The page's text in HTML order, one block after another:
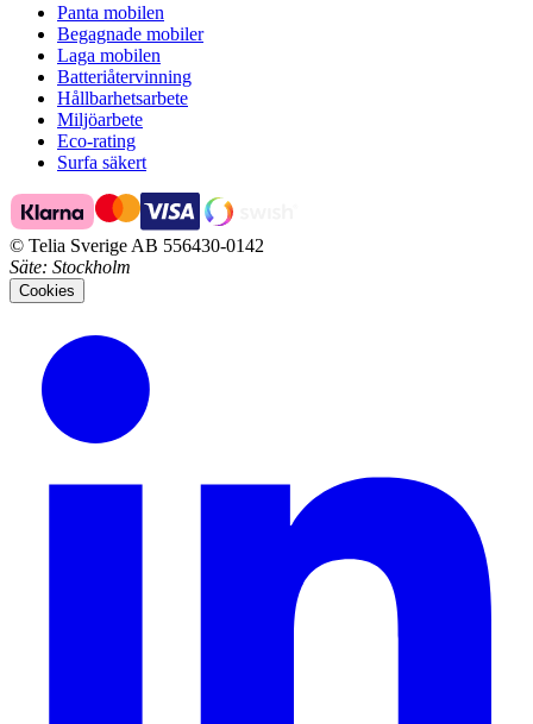
Panta mobilen
Begagnade mobiler
Laga mobilen
Batteriåtervinning
Hållbarhetsarbete
Miljöarbete
Eco-rating
Surfa säkert
© Telia Sverige AB 556430-0142
Säte: Stockholm
Cookies